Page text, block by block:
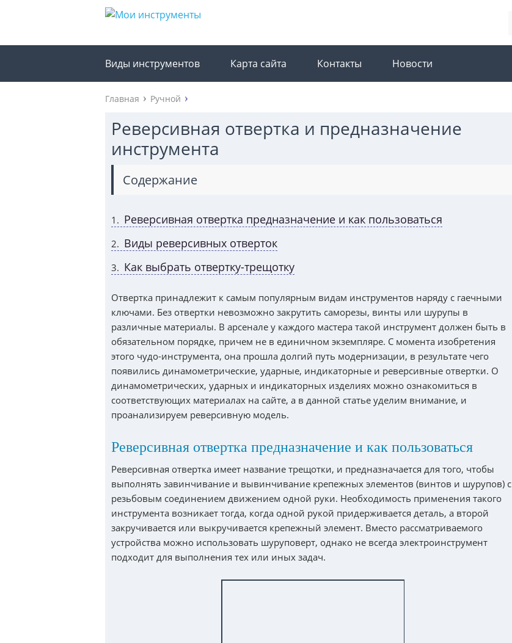
Виды инструментов Карта сайта Контакты Новости
Главная Ручной
Реверсивная отвертка и предназначение
инструмента
Содержание
1 Реверсивная отвертка предназначение и как пользоваться
2 Виды реверсивных отверток
3 Как выбрать отвертку-трещотку
Отвертка принадлежит к самым популярным видам инструментов наряду с гаечными
ключами. Без отвертки невозможно закрутить саморезы, винты или шурупы в
различные материалы. В арсенале у каждого мастера такой инструмент должен быть в
обязательном порядке, причем не в единичном экземпляре. С момента изобретения
этого чудо-инструмента, она прошла долгий путь модернизации, в результате чего
появились динамометрические, ударные, индикаторные и реверсивные отвертки. О
динамометрических, ударных и индикаторных изделиях можно ознакомиться в
соответствующих материалах на сайте, а в данной статье уделим внимание, и
проанализируем реверсивную модель.
Реверсивная отвертка предназначение и как пользоваться
Реверсивная отвертка имеет название трещотки, и предназначается для того, чтобы
выполнять завинчивание и вывинчивание крепежных элементов (винтов и шурупов) с
резьбовым соединением движением одной руки. Необходимость применения такого
инструмента возникает тогда, когда одной рукой придерживается деталь, а второй
закручивается или выкручивается крепежный элемент. Вместо рассматриваемого
устройства можно использовать шуруповерт, однако не всегда электроинструмент
подходит для выполнения тех или иных задач.